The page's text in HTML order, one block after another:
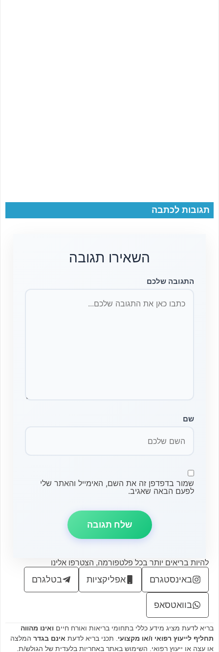
תגובות לכתבה
השאירו תגובה
התגובה שלכם
שם
שמור בדפדפן זה את השם, האימייל והאתר שלי
לפעם הבאה שאגיב.
להיות בריאים יותר בכל פלטפורמה, הצטרפו אלינו
באינסטגרם אפליקציות בטלגרם
בוואטסאפ
בריא לדעת מציג מידע כללי בתחומי בריאות ואורח חיים ואינו מהווה
תחליף לייעוץ רפואי ו/או מקצועי . תכני בריא לדעת אינם בגדר המלצה
או עצה או ייעוץ רפואי. השימוש באתר באחריות בלעדית של הגולש/ת.